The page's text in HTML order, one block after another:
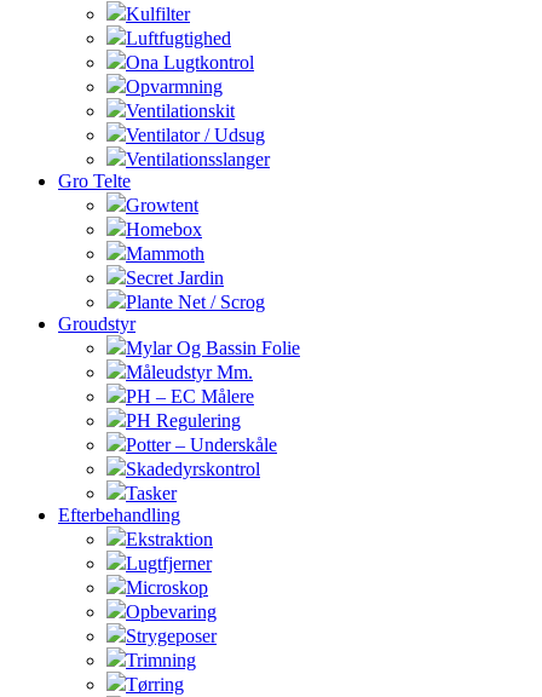
Kulfilter
Luftfugtighed
Ona Lugtkontrol
Opvarmning
Ventilationskit
Ventilator / Udsug
Ventilationsslanger
Gro Telte
Growtent
Homebox
Mammoth
Secret Jardin
Plante Net / Scrog
Groudstyr
Mylar Og Bassin Folie
Måleudstyr Mm.
PH – EC Målere
PH Regulering
Potter – Underskåle
Skadedyrskontrol
Tasker
Efterbehandling
Ekstraktion
Lugtfjerner
Microskop
Opbevaring
Strygeposer
Trimning
Tørring